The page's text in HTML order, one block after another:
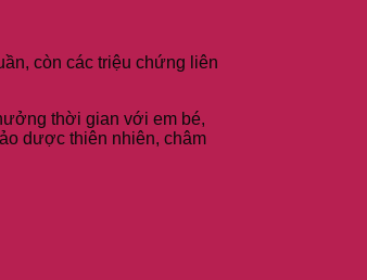
còn các triệu chứng liên
thời gian với em bé,
dược thiên nhiên, châm